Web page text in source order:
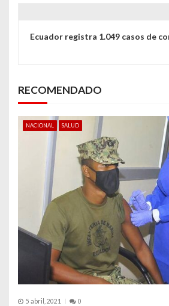
i
ó
n
a
Ecuador registra 1.049 casos de
RECOMENDADO
NACIONAL SALUD
5 abril, 2021 0